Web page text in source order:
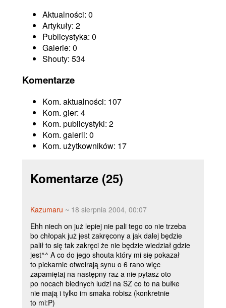
Aktualności: 0
Artykuły: 2
Publicystyka: 0
Galerie: 0
Shouty: 534
Komentarze
Kom. aktualności: 107
Kom. gier: 4
Kom. publicystyki: 2
Kom. galerii: 0
Kom. użytkowników: 17
Komentarze (25)
Kazumaru ~ 18 sierpnia 2004, 00:07
Ehh niech on już lepiej nie pali tego co nie trzeba
bo chłopak już jest zakręcony a jak dalej będzie
palił to się tak zakręci że nie będzie wiedział gdzie
jest^^ A co do jego shouta który mi się pokazał
to piekarnie otweirają synu o 6 rano więc
zapamiętaj na następny raz a nie pytasz oto
po nocach biednych ludzi na SZ co to na bułke
nie mają i tylko im smaka robisz (konkretnie
to mi:P)